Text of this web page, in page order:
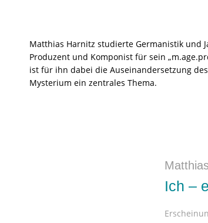
Matthias Harnitz studierte Germanistik und
Produzent und Komponist für sein
ist für ihn dabei die Auseinandersetzung
Mysterium ein zentrales Thema.
Ich –